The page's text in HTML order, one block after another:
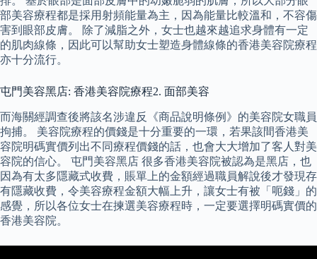
部美容療程都是採用射頻能量為主，因為能量比較溫和，不容傷
害到眼部皮膚。 除了減脂之外，女士也越來越追求身體有一定
的肌肉線條，因此可以幫助女士塑造身體線條的香港美容院療程
亦十分流行。
屯門美容黑店: 香港美容院療程2. 面部美容
而海關經調查後將該名涉違反《商品說明條例》的美容院女職員
拘捕。 美容院療程的價錢是十分重要的一環，若果該間香港美
容院明碼實價列出不同療程價錢的話，也會大大增加了客人對美
容院的信心。 屯門美容黑店 很多香港美容院被認為是黑店，也
因為有太多隱藏式收費，賬單上的金額經過職員解說後才發現存
有隱藏收費，令美容療程金額大幅上升，讓女士有被「呃錢」的
感覺，所以各位女士在揀選美容療程時，一定要選擇明碼實價的
香港美容院。